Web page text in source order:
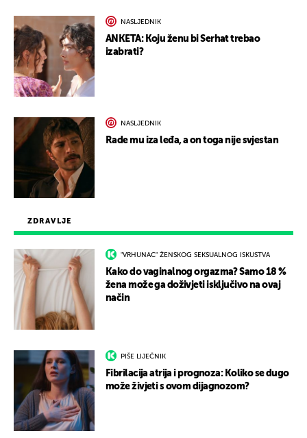
ZDRAVLJE
"VRHUNAC" ŽENSKOG SEKSUALNOG ISKUSTVA
Kako do vaginalnog orgazma? Samo 18 %
žena može ga doživjeti isključivo na ovaj
način
PIŠE LIJEČNIK
Fibrilacija atrija i prognoza: Koliko se dugo
može živjeti s ovom dijagnozom?
NASLJEDNIK
ANKETA: Koju ženu bi Serhat trebao
izabrati?
NASLJEDNIK
Rade mu iza leđa, a on toga nije svjestan